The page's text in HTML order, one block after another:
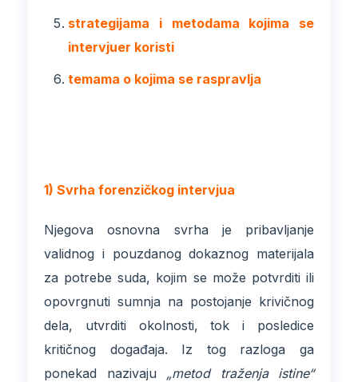
strategijama i metodama kojima se
intervjuer koristi
temama o kojima se raspravlja
1) Svrha forenzičkog intervjua
Njegova osnovna svrha je pribavljanje
validnog i pouzdanog dokaznog materijala
za potrebe suda, kojim se može potvrditi ili
opovrgnuti sumnja na postojanje krivičnog
dela, utvrditi okolnosti, tok i posledice
kritičnog događaja. Iz tog razloga ga
ponekad nazivaju „metod traženja istine“